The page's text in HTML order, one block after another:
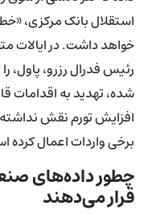
استقلال بانک مرکزی،
خواهد داشت. در ایالات
رئیس فدرال رزرو،
شده، تهدید به اقدامات
افزایش تورم نقش
برخی واردات اعمال کرده
چطور داده‌های
قرار می‌دهند